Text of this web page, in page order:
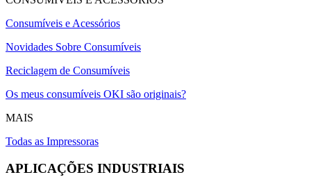
Consumíveis e Acessórios
Novidades Sobre Consumíveis
Reciclagem de Consumíveis
Os meus consumíveis OKI são originais?
MAIS
Todas as Impressoras
APLICAÇÕES INDUSTRIAIS